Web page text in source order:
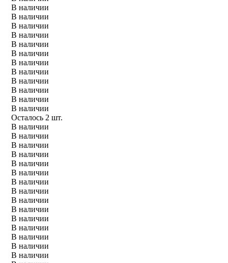
В наличии
В наличии
В наличии
В наличии
В наличии
В наличии
В наличии
В наличии
В наличии
В наличии
В наличии
В наличии
Осталось 2 шт.
В наличии
В наличии
В наличии
В наличии
В наличии
В наличии
В наличии
В наличии
В наличии
В наличии
В наличии
В наличии
В наличии
В наличии
В наличии